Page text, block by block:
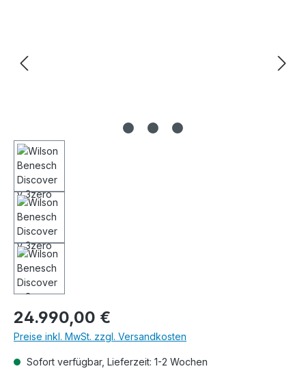
Regulärer Preis:
24.990,00 €
Preise inkl. MwSt. zzgl. Versandkosten
Sofort verfügbar, Lieferzeit: 1-2 Wochen